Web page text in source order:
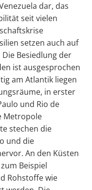
dar, das
seit vielen
setzen auch auf
Besiedlung der
ist ausgesprochen
am Atlantik liegen
in erster
und Rio de
Metropole
stechen die
und die
An den Küsten
Beispiel
Rohstoffe wie